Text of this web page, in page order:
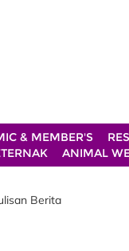
& MEMBER'S
ANIMAL
Berita